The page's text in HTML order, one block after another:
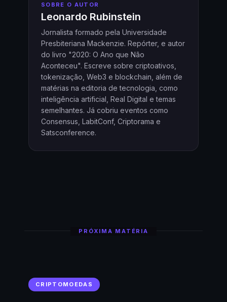
SOBRE O AUTOR
Leonardo Rubinstein
Jornalista formado pela Universidade
Presbiteriana Mackenzie. Repórter, e autor
do livro "2020: O Ano que Não
Aconteceu". Escreve sobre criptoativos,
tokenização, Web3 e blockchain, além de
matérias na editoria de tecnologia, como
inteligência artificial, Real Digital e temas
semelhantes. Já cobriu eventos como
Consensus, LabitConf, Criptorama e
Satsconference.
PRÓXIMA MATÉRIA
CRIPTOMOEDAS